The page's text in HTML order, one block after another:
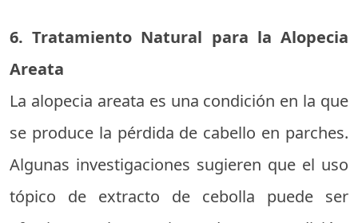
6. Tratamiento Natural para la Alopecia
Areata
La alopecia areata es una condición en la que
se produce la pérdida de cabello en parches.
Algunas investigaciones sugieren que el uso
tópico de extracto de cebolla puede ser